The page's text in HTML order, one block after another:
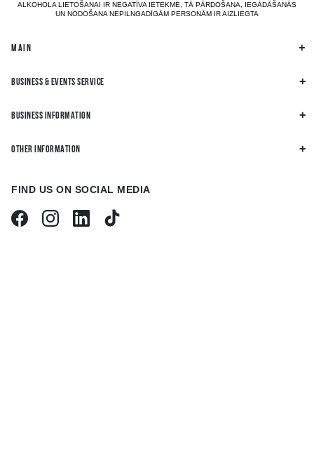
ALKOHOLA LIETOŠANAI IR NEGATĪVA IETEKME, TĀ PĀRDOŠANA, IEGĀDĀŠANĀS
UN NODOŠANA NEPILNGADĪGĀM PERSONĀM IR AIZLIEGTA
MAIN
BUSINESS & EVENTS SERVICE
BUSINESS INFORMATION
OTHER INFORMATION
FIND US ON SOCIAL MEDIA